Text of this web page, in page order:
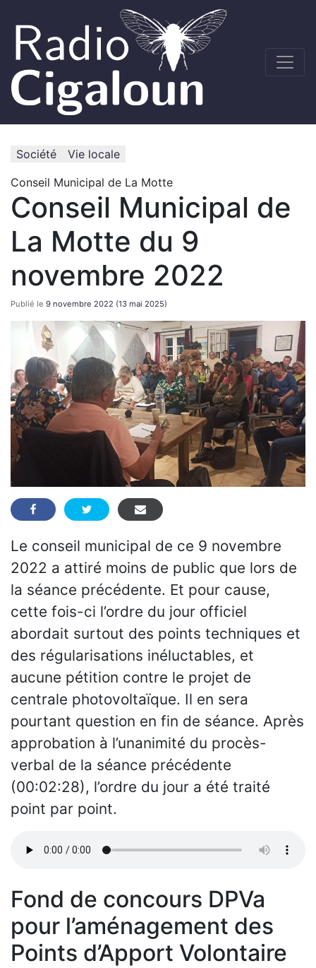
Société
Vie locale
Conseil Municipal de La Motte
Conseil Municipal de
La Motte du 9
novembre 2022
Publié le 9 novembre 2022 (13 mai 2025)
Le conseil municipal de ce 9 novembre
2022 a attiré moins de public que lors de
la séance précédente. Et pour cause,
cette fois-ci l’ordre du jour officiel
abordait surtout des points techniques et
des régularisations inéluctables, et
aucune pétition contre le projet de
centrale photovoltaïque. Il en sera
pourtant question en fin de séance. Après
approbation à l’unanimité du procès-
verbal de la séance précédente
(00:02:28), l’ordre du jour a été traité
point par point.
Fond de concours DPVa
pour l’aménagement des
Points d’Apport Volontaire